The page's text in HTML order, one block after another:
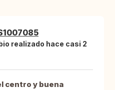
realizado hace casi 2
centro y buena